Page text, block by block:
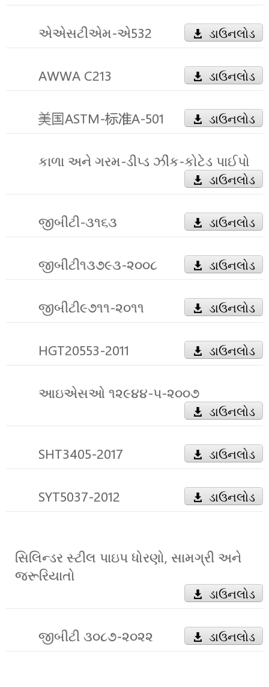
એએસટીએમ-એ532 ડાઉનલોડ
AWWA C213 ડાઉનલોડ
美国ASTM-标准A-501 ડાઉનલોડ
કાળા અને ગરમ-ડીપ્ડ ઝીંક-કોટેડ પાઈપો
ડાઉનલોડ
જીબીટી-૩૧૬૩ ડાઉનલોડ
જીબીટી૧૩૭૯૩-૨૦૦૮ ડાઉનલોડ
જીબીટી૯૭૧૧-૨૦૧૧ ડાઉનલોડ
HGT20553-2011 ડાઉનલોડ
આઇએસઓ ૧૨૯૪૪-૫-૨૦૦૭
ડાઉનલોડ
SHT3405-2017 ડાઉનલોડ
SYT5037-2012 ડાઉનલોડ
સિલિન્ડર સ્ટીલ પાઇપ ધોરણો, સામગ્રી અને
જરૂરિયાતો
ડાઉનલોડ
જીબીટી ૩૦૮૭-૨૦૨૨ ડાઉનલોડ